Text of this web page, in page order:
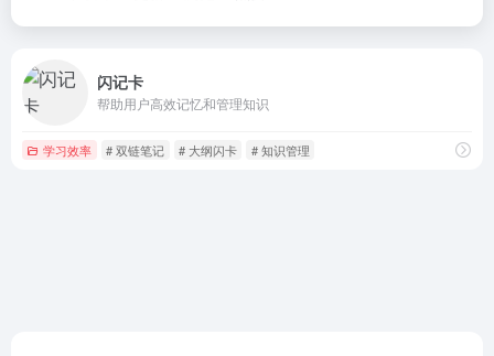
闪记卡
帮助用户高效记忆和管理知识
学习效率 # 双链笔记 # 大纲闪卡 # 知识管理